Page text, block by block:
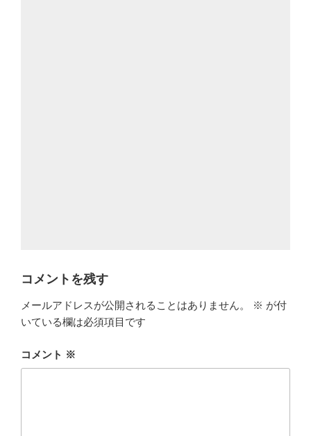
コメントを残す
メールアドレスが公開されることはありません。 ※ が付
いている欄は必須項目です
コメント ※